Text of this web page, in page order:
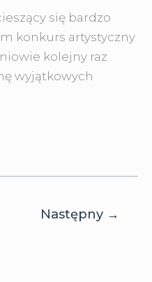
się bardzo
konkurs artystyczny
kolejny raz
wyjątkowych
Następny →